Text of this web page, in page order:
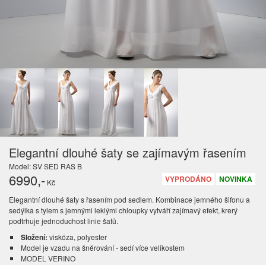
Elegantní dlouhé šaty se zajímavým řasením
Model: SV SED RAS B
VYPRODÁNO NOVINKA
6990,- Kč
Elegantní dlouhé šaty s řasením pod sedlem. Kombinace jemného šifonu a
sedýlka s tylem s jemnými leklými chloupky vytváří zajímavý efekt, krerý
podtrhuje jednoduchost linie šatů.
Složení: viskóza, polyester
Model je vzadu na šněrování - sedí více velikostem
MODEL VERINO